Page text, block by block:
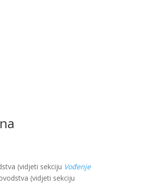
(vidjeti sekciju Vođenje
(vidjeti sekciju